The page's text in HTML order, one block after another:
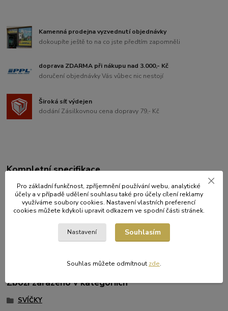
Kamenná prodejna vyzvednutí objednávky
dokoupíte ještě to na co jste předtím zapomněli
doprava ZDARMA při nákupu nad 3.000,- Kč
doručení objednávky Vás vůbec nic nestojí
Široká síť výdejen
dodání Zásilkovnou cena dopravy 79,- Kč
Kompletní specifikace
Veselá narozeninová svíčka na dorty ve tvaru číslice "0".
Rozměry: šířka 65 mm, výška 65 mm, hloubka 9 mm, délka
plastového bodce 17 mm.
Balena v plastovém boxu na zavěšení o rozměru: šířka 92mm,
výška 165 mm, hloubka 13 mm.
Zboží zařazeno v kategoriích
SVÍČKY
Pro základní funkčnost, zpříjemnění používání webu, analytické
účely a v případě udělení souhlasu také pro účely cílení reklamy
využíváme soubory cookies. Nastavení vlastních preferencí
cookies můžete kdykoli upravit odkazem ve spodní části stránek.
Nastavení Souhlasím
Souhlas můžete odmítnout zde.